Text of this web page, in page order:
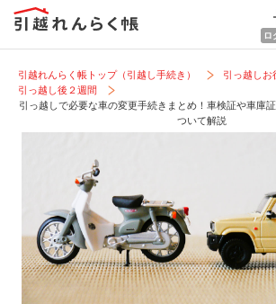
ロ
引越れんらく帳トップ（引越し手続き）
引っ越しお
引っ越し後２週間
引っ越しで必要な車の変更手続きまとめ！車検証や車庫
ついて解説